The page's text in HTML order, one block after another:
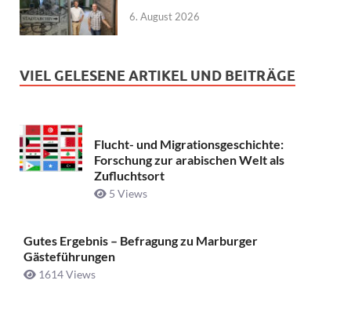
6. August 2026
VIEL GELESENE ARTIKEL UND BEITRÄGE
Flucht- und Migrationsgeschichte:
Forschung zur arabischen Welt als
Zufluchtsort
5 Views
Gutes Ergebnis – Befragung zu Marburger
Gästeführungen
1614 Views